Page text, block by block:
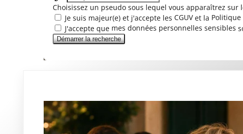
Choisissez un pseudo sous lequel vous apparaîtrez
Je suis majeur(e) et j'accepte les CGUVet la
J'accepte que mes données personnelles sensibles
Démarrer la recherche